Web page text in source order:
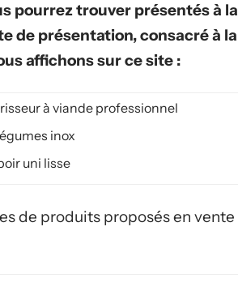
pourrez trouver présentés à la
de présentation, consacré à la
affichons sur ce site :
à viande professionnel
inox
uni lisse
de produits proposés en vente